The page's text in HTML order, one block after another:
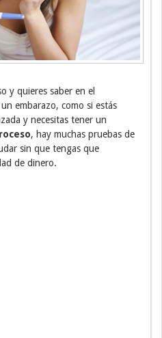
y quieres saber en el
embarazo, como si estás
y necesitas tener un
, hay muchas pruebas de
sin que tengas que
de dinero.